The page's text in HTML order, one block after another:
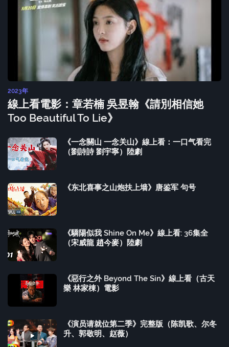
2023年
線上看電影：章若楠 吳昱翰《請別相信她
Too Beautiful To Lie》
《一念關山 一念关山》線上看：一口气看完
（劉詩詩 劉宇寧）陸劇
《东北喜事之山炮扶上墙》唐鉴军 句号
《驕陽似我 Shine On Me》線上看: 36集全
（宋威龍 趙今麥）陸劇
《惡行之外 Beyond The Sin》線上看（古天
樂 林家棟）電影
《演员请就位第二季》完整版（陈凯歌、尔冬
升、郭敬明、赵薇）